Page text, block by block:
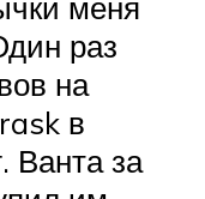
раз
на
в
Ванта за